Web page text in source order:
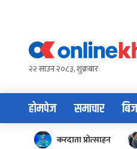
content२२ साउन २०८३, शुक्रबार
होमपेज समाचार
करदाता प्रोत्साहन